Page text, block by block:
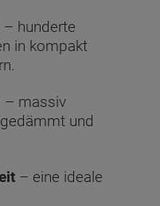
– hunderte
in kompakt
– massiv
und
– eine ideale